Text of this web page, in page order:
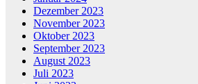
Dezember 2023
November 2023
Oktober 2023
September 2023
August 2023
Juli 2023